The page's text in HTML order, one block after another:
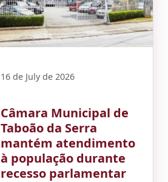
16 de July de 2026
Câmara Municipal de
Taboão da Serra
mantém atendimento
à população durante
recesso parlamentar